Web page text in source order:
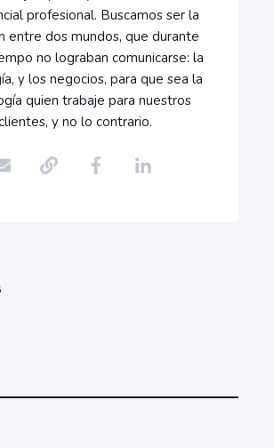
profesional. Buscamos ser la
entre dos mundos, que durante
no lograban comunicarse: la
y los negocios, para que sea la
quien trabaje para nuestros
y no lo contrario.